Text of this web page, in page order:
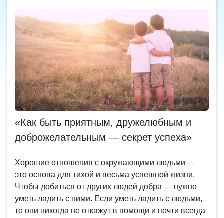
«Как быть приятным, дружелюбным и
доброжелательным — секрет успеха»
Хорошие отношения с окружающими людьми —
это основа для тихой и весьма успешной жизни.
Чтобы добиться от других людей добра — нужно
уметь ладить с ними. Если уметь ладить с людьми,
то они никогда не откажут в помощи и почти всегда